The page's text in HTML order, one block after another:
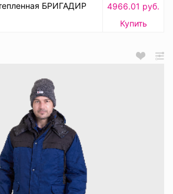
БРИГАДИР
4966.01 руб.
Купить